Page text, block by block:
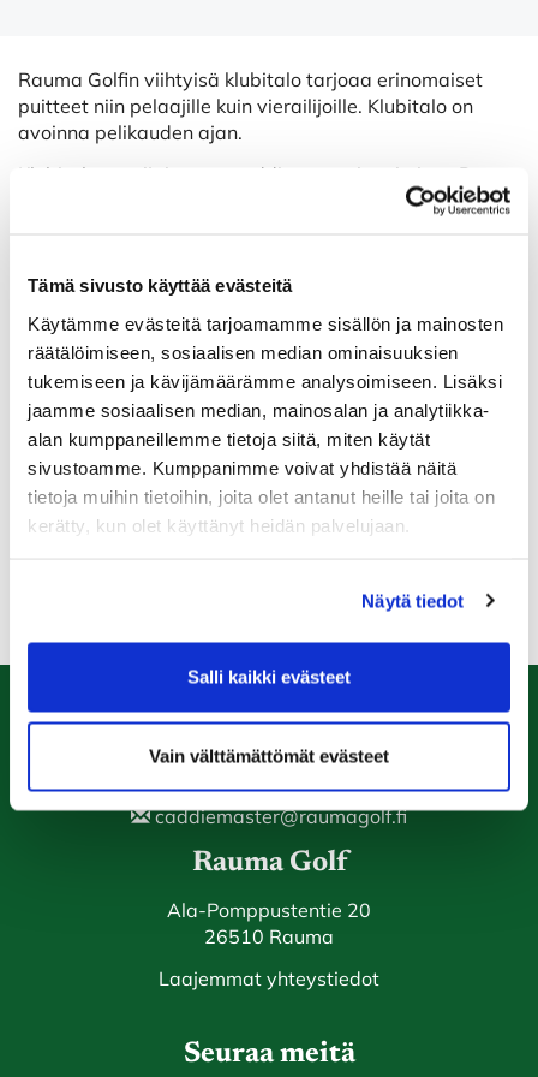
Tämä sivusto käyttää evästeitä
Käytämme evästeitä tarjoamamme sisällön ja mainosten
räätälöimiseen, sosiaalisen median ominaisuuksien
tukemiseen ja kävijämäärämme analysoimiseen. Lisäksi
jaamme sosiaalisen median, mainosalan ja analytiikka-
alan kumppaneillemme tietoja siitä, miten käytät
sivustoamme. Kumppanimme voivat yhdistää näitä
tietoja muihin tietoihin, joita olet antanut heille tai joita on
kerätty, kun olet käyttänyt heidän palvelujaan.
Näytä tiedot
Salli kaikki evästeet
Vain välttämättömät evästeet
Rauma Golfin viihtyisä klubitalo tarjoaa erinomaiset
puitteet niin pelaajille kuin vierailijoille. Klubitalo on
avoinna pelikauden ajan.
Klubitalossa sijaitsevat caddiemasterin toimisto, Pro
Shop sekä kahvila. Rakennuksen yläkerrassa ovat
Jos haluat varmistaa, että sauna on lämmin kierroksen
jälkeen, voit sopia asiasta etukäteen caddiemasterin
kanssa. Erityisesti naisten saunan kohdalla
suosittelemme varmistamaan lämmityksen, sillä sen
kiuas vaatii erillisen käynnistyksen.
Kahvila ja Pro Shop ovat auki caddiemasterin
aukioloaikojen mukaan. Pukuhuoneet, suihkutilat ja
vessat ovat auki joka päivä 6.30-23.00.
Tervetuloa viettämään aikaa klubitalolle – kierrokselle
Caddiemaster
0447974813
caddiemaster@raumagolf.fi
Rauma Golf
Ala-Pomppustentie 20
26510 Rauma
Laajemmat yhteystiedot
Seuraa meitä